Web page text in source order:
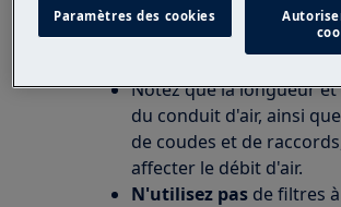
l'extérieur. Pas besoin
filtres à charbon. L'air est
Notez que la longueur
du conduit d'air, ainsi
de coudes et de
affecter le débit d'air.
N'utilisez pas de filtres
Paramètres des cookies